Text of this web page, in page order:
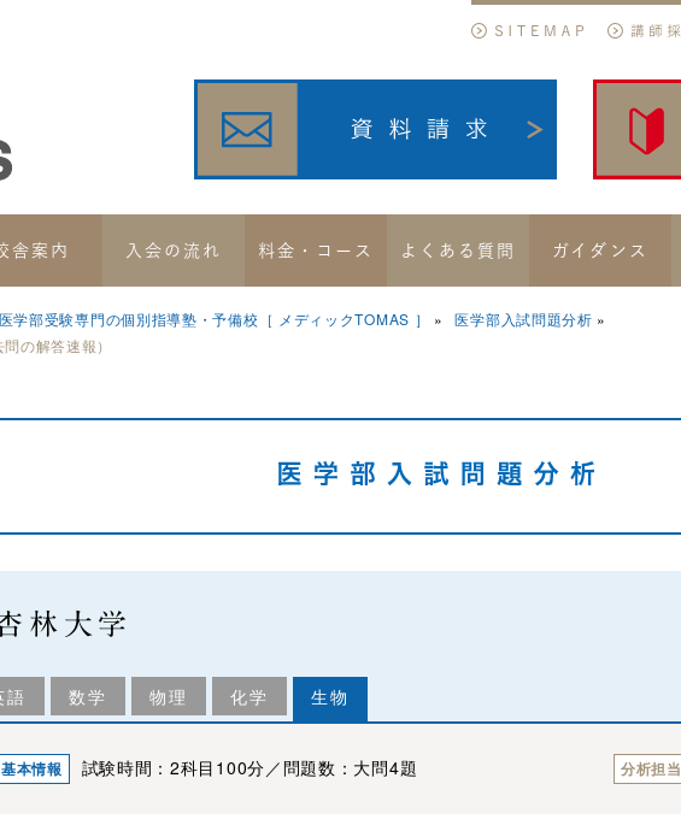
舎案内 入会の流れ 料金・コース よくある質問 ガイダンス
学部受験専門の個別指導塾・予備校［ メディックTOMAS ］
医学部入試問題分析
の解答速報）
林大学
語 数学 物理 化学 生物
基本情報 試験時間：2科目100分／問題数：大問4題 分析担当